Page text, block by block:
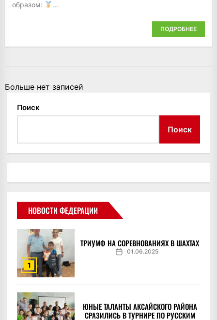
образом:
...
ПОДРОБНЕЕ
Больше нет записей
Поиск
Поиск
НОВОСТИ ФЕДЕРАЦИИ
1
ТРИУМФ НА СОРЕВНОВАНИЯХ В ШАХТАХ
01.06.2025
ЮНЫЕ ТАЛАНТЫ АКСАЙСКОГО РАЙОНА
СРАЗИЛИСЬ В ТУРНИРЕ ПО РУССКИМ